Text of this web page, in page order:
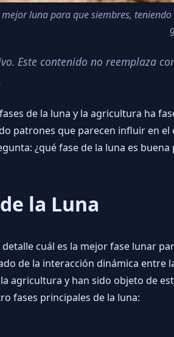
mejor luna para que siembres,
Este contenido no reemplaza
de la luna y la agricultura ha
patrones que parecen influir en
¿qué fase de la luna es
la Luna
cuál es la mejor fase lunar
de la interacción dinámica entre
agricultura y han sido objeto de
fases principales de la luna: